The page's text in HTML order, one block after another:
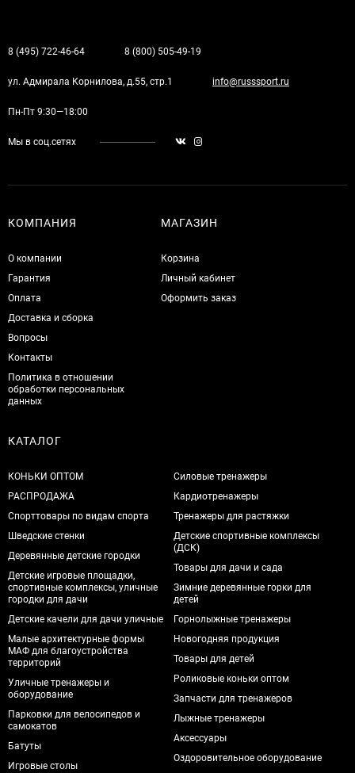
8 (495) 722-46-64 8 (800) 505-49-19
ул. Адмирала Корнилова, д.55, стр.1 info@russsport.ru
Пн-Пт 9:30—18:00
Мы в соц.сетях
КОМПАНИЯ
О компании
Гарантия
Оплата
Доставка и сборка
Вопросы
Контакты
Политика в отношении
обработки персональных
данных
МАГАЗИН
Корзина
Личный кабинет
Оформить заказ
КАТАЛОГ
КОНЬКИ ОПТОМ
РАСПРОДАЖА
Спорттовары по видам спорта
Шведские стенки
Деревянные детские городки
Детские игровые площадки,
спортивные комплексы, уличные
городки для дачи
Детские качели для дачи уличные
Малые архитектурные формы
МАФ для благоустройства
территорий
Уличные тренажеры и
оборудование
Парковки для велосипедов и
самокатов
Батуты
Игровые столы
Силовые тренажеры
Кардиотренажеры
Тренажеры для растяжки
Детские спортивные комплексы
(ДСК)
Товары для дачи и сада
Зимние деревянные горки для
детей
Горнолыжные тренажеры
Новогодняя продукция
Товары для детей
Роликовые коньки оптом
Запчасти для тренажеров
Лыжные тренажеры
Аксессуары
Оздоровительное оборудование